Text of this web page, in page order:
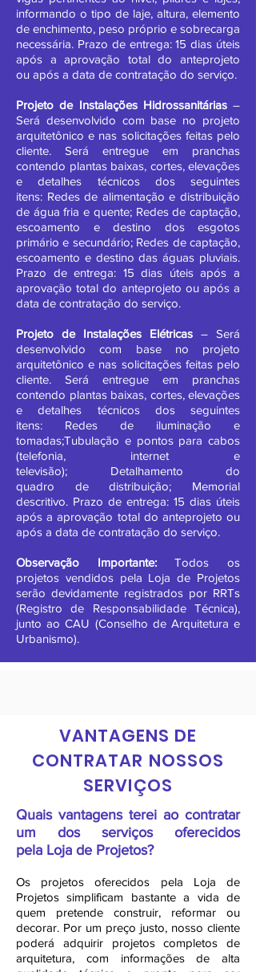
informando o tipo de laje, altura, elemento
de enchimento, peso próprio e sobrecarga
necessária. Prazo de entrega: 15 dias úteis
após a aprovação total do anteprojeto
ou após a data de contratação do serviço.
Projeto de Instalações Hidrossanitárias–
Será desenvolvido com base no projeto
arquitetônico e nas solicitações feitas pelo
cliente. Será entregue em pranchas
contendo plantas baixas, cortes, elevações
e detalhes técnicos dos seguintes
itens: Redes de alimentação e distribuição
de água fria e quente; Redes de captação,
escoamento e destino dos esgotos
primário e secundário; Redes de captação,
escoamento e destino das águas pluviais.
Prazo de entrega: 15 dias úteis após a
aprovação total do anteprojeto ou após a
data de contratação do serviço.
Projeto de Instalações Elétricas – Será
desenvolvido com base no projeto
arquitetônico e nas solicitações feitas pelo
cliente. Será entregue em pranchas
contendo plantas baixas, cortes, elevações
e detalhes técnicos dos seguintes
itens: Redes de iluminação e
tomadas;Tubulação e pontos para cabos
(telefonia, internet e
televisão); Detalhamento do
quadro de distribuição; Memorial
descritivo. Prazo de entrega: 15 dias úteis
após a aprovação total do anteprojeto ou
após a data de contratação do serviço.
Observação Importante:Todos os
projetos vendidos pela Loja de Projetos
serão devidamente registrados por RRTs
(Registro de Responsabilidade Técnica),
junto ao CAU (Conselho de Arquitetura e
Urbanismo).
VANTAGENS DE
CONTRATAR NOSSOS
SERVIÇOS
Quais vantagens terei ao contratar
um dos serviços oferecidos
pela Loja de Projetos?
Os projetos oferecidos pela Loja de
Projetos simplificam bastante a vida de
quem pretende construir, reformar ou
decorar. Por um preço justo, nosso cliente
poderá adquirir projetos completos de
arquitetura, com informações de alta